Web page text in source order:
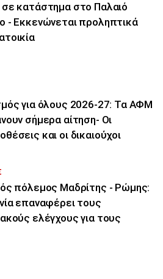
κατάστημα στο Παλαιό
- Εκκενώνεται προληπτικά
για όλους 2026-27: Τα ΑΦΜ
σήμερα αίτηση- Οι
και οι δικαιούχοι
πόλεμος Μαδρίτης - Ρώμης:
επαναφέρει τους
ελέγχους για τους